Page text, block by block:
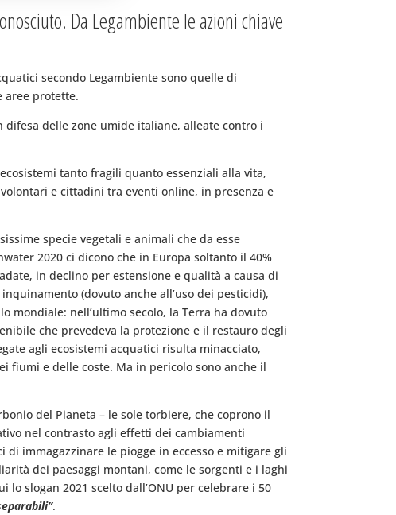
Da Legambiente le azioni chiave
secondo Legambiente sono quelle di
aree protette.
delle zone umide italiane, alleate contro i
tanto fragili quanto essenziali alla vita,
e cittadini tra eventi online, in presenza e
specie vegetali e animali che da esse
2020 ci dicono che in Europa soltanto il 40%
in declino per estensione e qualità a causa di
(dovuto anche all’uso dei pesticidi),
mondiale: nell’ultimo secolo, la Terra ha dovuto
che prevedeva la protezione e il restauro degli
agli ecosistemi acquatici risulta minacciato,
fiumi e delle coste. Ma in pericolo sono anche il
del Pianeta – le sole torbiere, che coprono il
nel contrasto agli effetti dei cambiamenti
immagazzinare le piogge in eccesso e mitigare gli
dei paesaggi montani, come le sorgenti e i laghi
lo slogan 2021 scelto dall’ONU per celebrare i 50
.